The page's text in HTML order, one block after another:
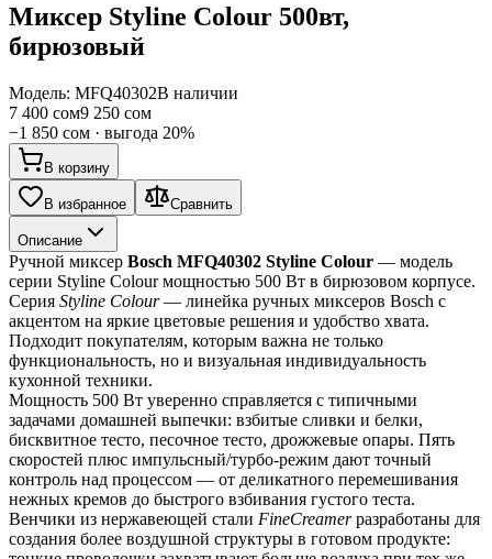
Миксер Styline Colour 500вт,
бирюзовый
Модель: MFQ40302В наличии
7 400 сом9 250 сом
−1 850 сом · выгода 20%
В корзину
В избранное Сравнить
Описание
Ручной миксер Bosch MFQ40302 Styline Colour — модель
серии Styline Colour мощностью 500 Вт в бирюзовом корпусе.
Серия Styline Colour — линейка ручных миксеров Bosch с
акцентом на яркие цветовые решения и удобство хвата.
Подходит покупателям, которым важна не только
функциональность, но и визуальная индивидуальность
кухонной техники.
Мощность 500 Вт уверенно справляется с типичными
задачами домашней выпечки: взбитые сливки и белки,
бисквитное тесто, песочное тесто, дрожжевые опары. Пять
скоростей плюс импульсный/турбо-режим дают точный
контроль над процессом — от деликатного перемешивания
нежных кремов до быстрого взбивания густого теста.
Венчики из нержавеющей стали FineCreamer разработаны для
создания более воздушной структуры в готовом продукте: